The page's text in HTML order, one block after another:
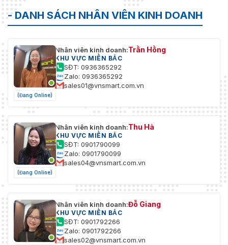
- DANH SÁCH NHÂN VIÊN KINH DOANH
(Đang Online)
Nhân viên kinh doanh:Trần Hồng
KHU VỰC MIỀN BẮC
SĐT: 0936365292
Zalo: 0936365292
sales01@vnsmart.com.vn
(Đang Online)
Nhân viên kinh doanh:Thu Hà
KHU VỰC MIỀN BẮC
SĐT: 0901790099
Zalo: 0901790099
sales04@vnsmart.com.vn
Nhân viên kinh doanh:Đỗ Giang
KHU VỰC MIỀN BẮC
SĐT: 0901792266
Zalo: 0901792266
sales02@vnsmart.com.vn